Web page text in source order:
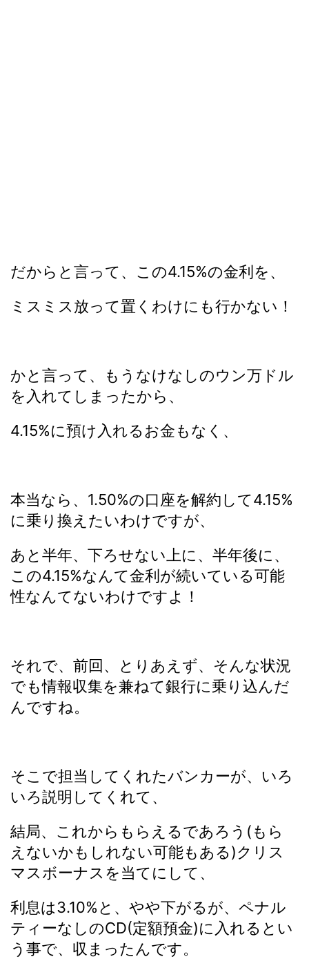
だからと言って、この4.15%の金利を、
ミスミス放って置くわけにも行かない！
かと言って、もうなけなしのウン万ドル
を入れてしまったから、
4.15%に預け入れるお金もなく、
本当なら、1.50%の口座を解約して4.15%
に乗り換えたいわけですが、
あと半年、下ろせない上に、半年後に、
この4.15%なんて金利が続いている可能
性なんてないわけですよ！
それで、前回、とりあえず、そんな状況
でも情報収集を兼ねて銀行に乗り込んだ
んですね。
そこで担当してくれたバンカーが、いろ
いろ説明してくれて、
結局、これからもらえるであろう(もら
えないかもしれない可能もある)クリス
マスボーナスを当てにして、
利息は3.10%と、やや下がるが、ペナル
ティーなしのCD(定額預金)に入れるとい
う事で、収まったんです。